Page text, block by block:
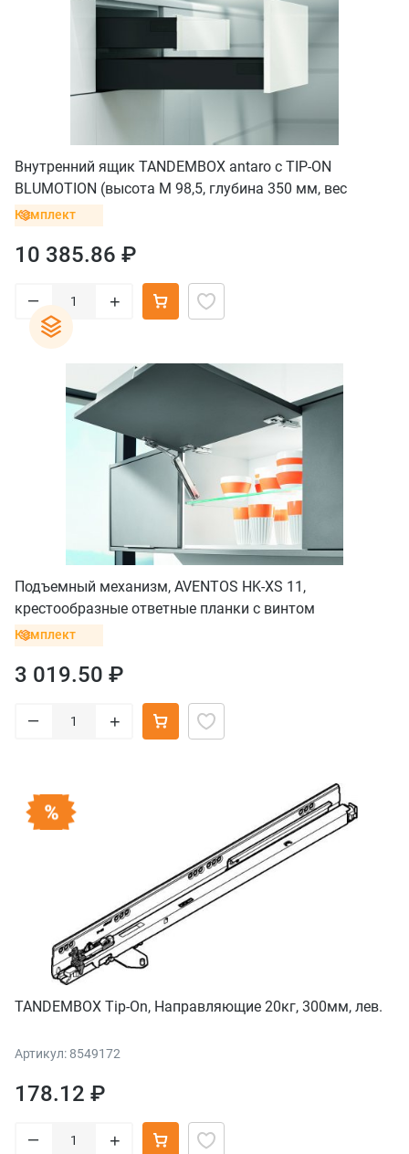
Внутренний ящик TANDEMBOX antaro с TIP-ON
BLUMOTION (высота М 98,5, глубина 350 мм, вес
ящика от 10 до 30 кг), черный
Комплект
10 385.86 ₽
– +
Подъемный механизм, AVENTOS HK-XS 11,
крестообразные ответные планки с винтом
Комплект
3 019.50 ₽
– +
TANDEMBOX Tip-On, Направляющие 20кг, 300мм, лев.
Артикул: 8549172
178.12 ₽
– +